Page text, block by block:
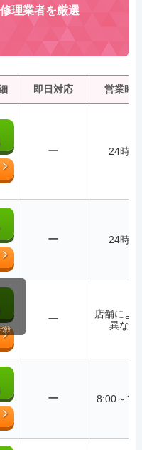
理業者を厳選
即日対応 営業時
ー 24時間
ー 24時間
ー
店舗によ
異なる
ー 8:00～
較